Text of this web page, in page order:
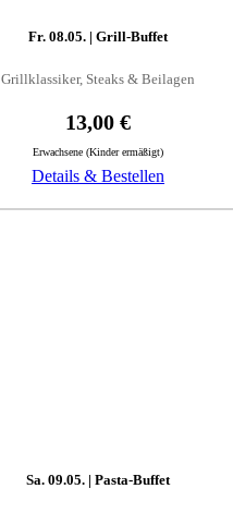
Fr. 08.05. | Grill-Buffet
Grillklassiker, Steaks & Beilagen
13,00 €
Erwachsene (Kinder ermäßigt)
Details & Bestellen
Sa. 09.05. | Pasta-Buffet